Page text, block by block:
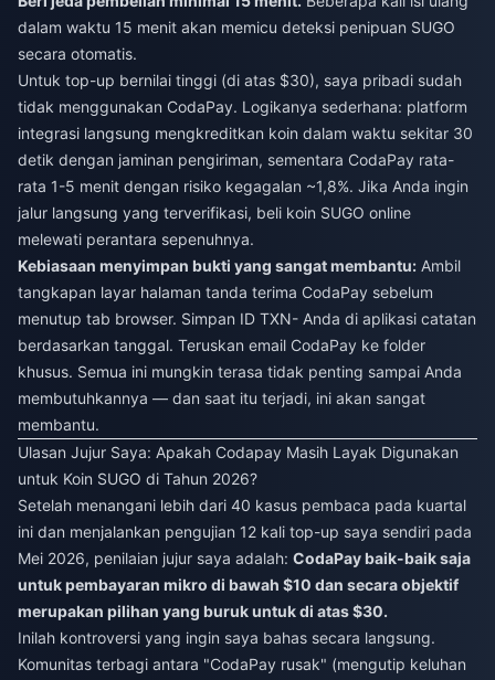
dalam waktu 15 menit akan memicu deteksi penipuan SUGO
secara otomatis.
Untuk top-up bernilai tinggi (di atas $30), saya pribadi sudah
tidak menggunakan CodaPay. Logikanya sederhana: platform
integrasi langsung mengkreditkan koin dalam waktu sekitar 30
detik dengan jaminan pengiriman, sementara CodaPay rata-
rata 1-5 menit dengan risiko kegagalan ~1,8%. Jika Anda ingin
jalur langsung yang terverifikasi, beli koin SUGO online
melewati perantara sepenuhnya.
Kebiasaan menyimpan bukti yang sangat membantu: Ambil
tangkapan layar halaman tanda terima CodaPay sebelum
menutup tab browser. Simpan ID TXN- Anda di aplikasi catatan
berdasarkan tanggal. Teruskan email CodaPay ke folder
khusus. Semua ini mungkin terasa tidak penting sampai Anda
membutuhkannya — dan saat itu terjadi, ini akan sangat
membantu.
Ulasan Jujur Saya: Apakah Codapay Masih Layak Digunakan
untuk Koin SUGO di Tahun 2026?
Setelah menangani lebih dari 40 kasus pembaca pada kuartal
ini dan menjalankan pengujian 12 kali top-up saya sendiri pada
Mei 2026, penilaian jujur saya adalah: CodaPay baik-baik saja
untuk pembayaran mikro di bawah $10 dan secara objektif
merupakan pilihan yang buruk untuk di atas $30.
Inilah kontroversi yang ingin saya bahas secara langsung.
Komunitas terbagi antara "CodaPay rusak" (mengutip keluhan